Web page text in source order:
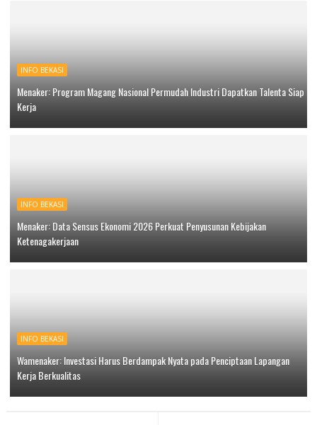
INFO BEKASI
Menaker: Program Magang Nasional Permudah Industri Dapatkan Talenta Siap
Kerja
INFO BEKASI
Menaker: Data Sensus Ekonomi 2026 Perkuat Penyusunan Kebijakan
Ketenagakerjaan
INFO BEKASI
Wamenaker: Investasi Harus Berdampak Nyata pada Penciptaan Lapangan
Kerja Berkualitas